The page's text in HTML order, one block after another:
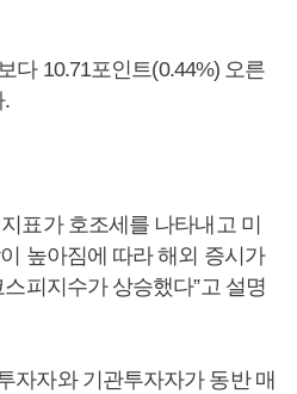
다 10.71포인트(0.44%) 오른
표가 호조세를 나타내고 미
높아짐에 따라 해외 증시가
피지수가 상승했다”고 설명
자자와 기관투자자가 동반 매